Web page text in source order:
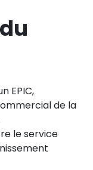
EPIC,
de la
le service